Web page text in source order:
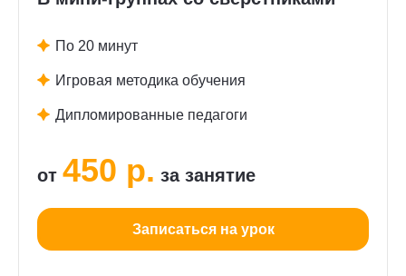
По 20 минут
Игровая методика обучения
Дипломированные педагоги
от 450 р. за занятие
Записаться на урок